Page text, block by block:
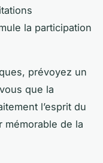
la participation
prévoyez un
que la
l’esprit du
mémorable de la